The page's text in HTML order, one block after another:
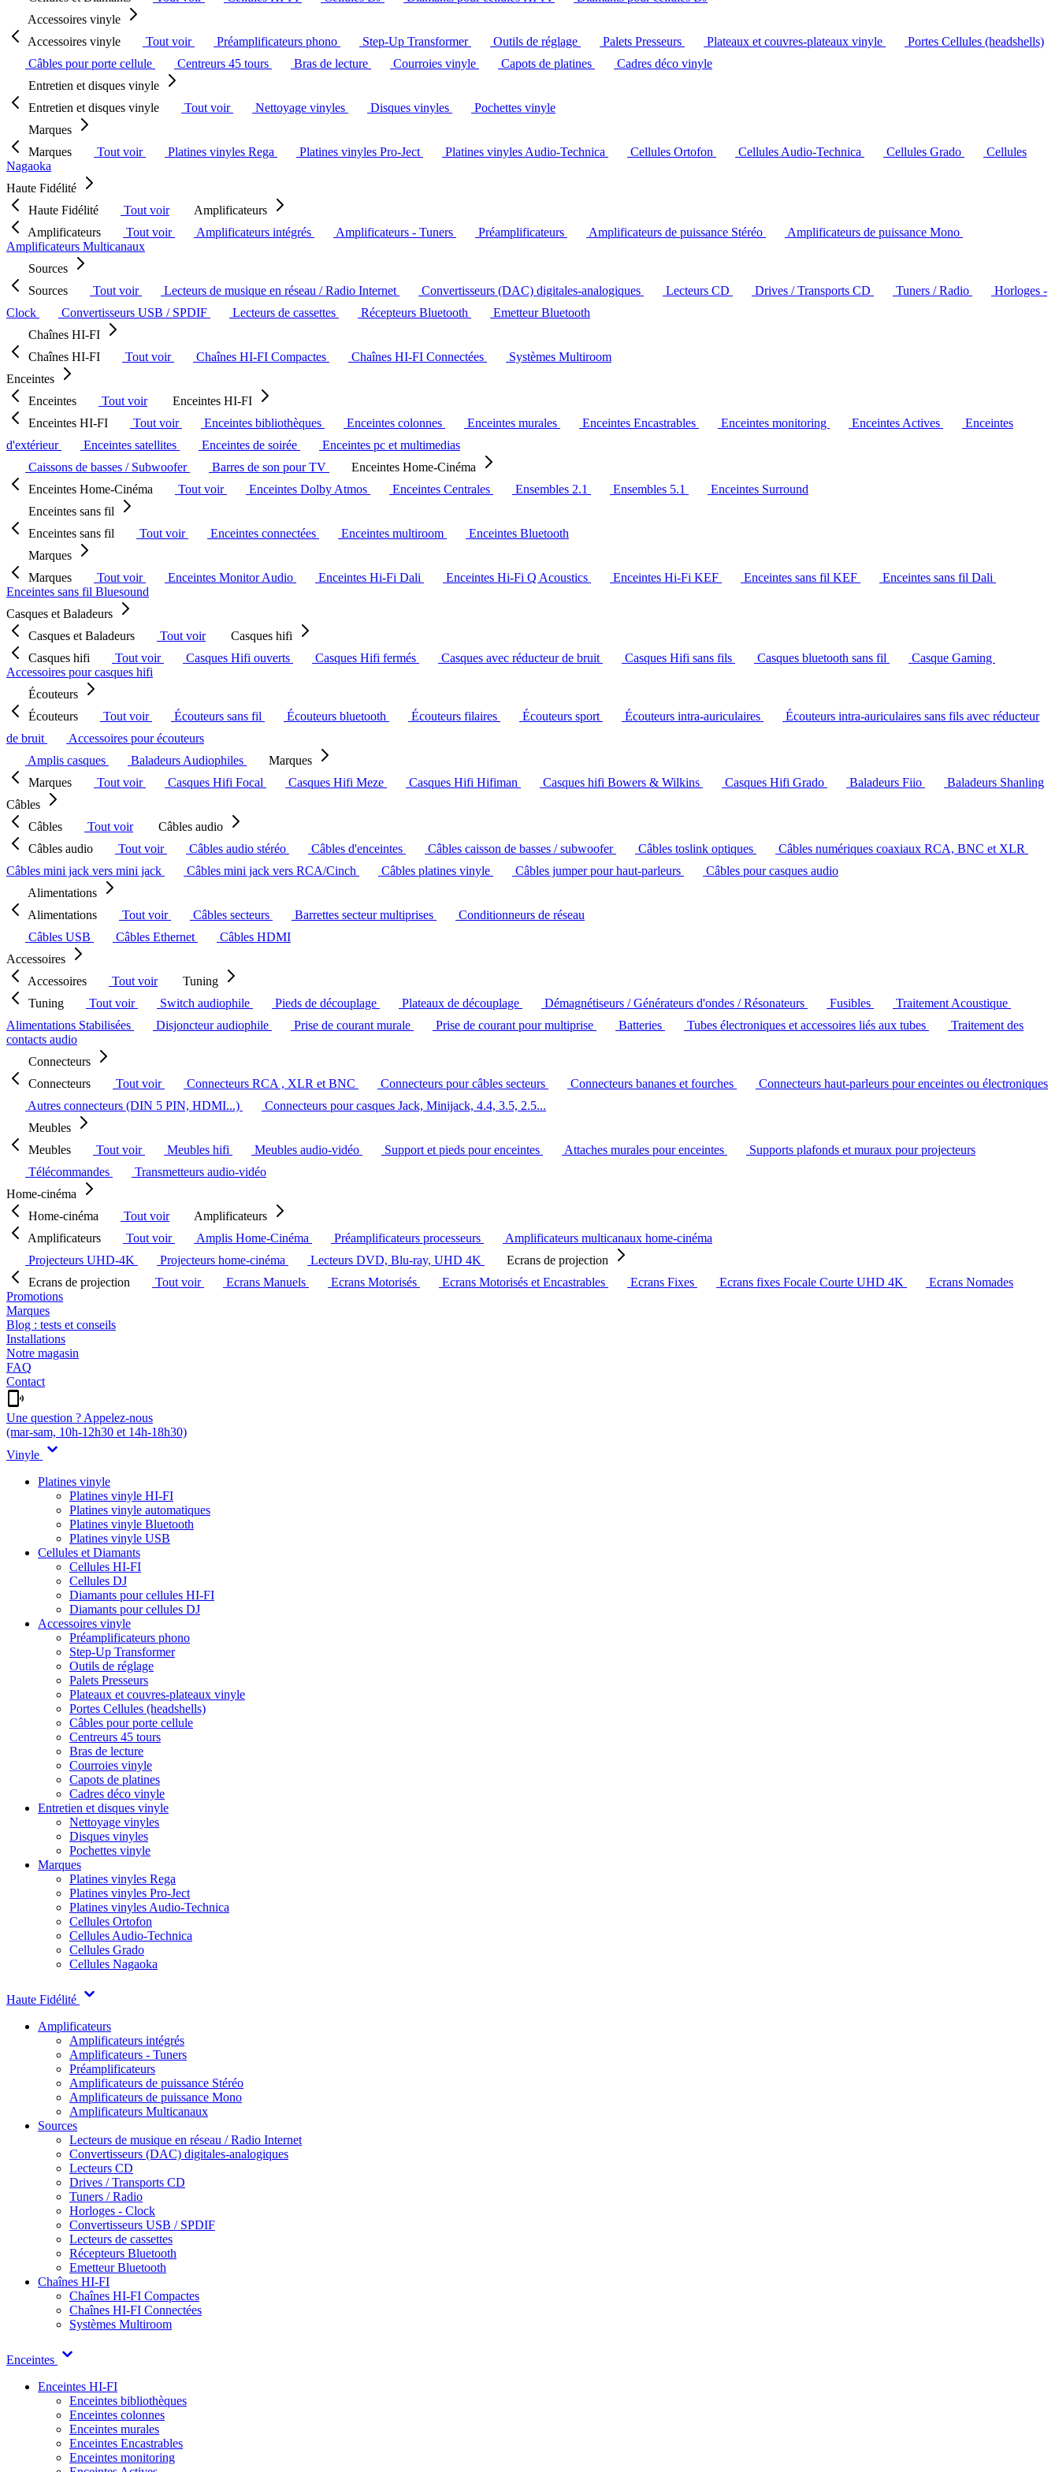
Accessoires vinyle
Accessoires vinyle
Tout voir Préamplificateurs phono Step-Up Transformer Outils de réglage Palets Presseurs Plateaux et couvres-plateaux vinyle
Portes Cellules (headshells)
Câbles pour porte cellule
Centreurs 45 tours Bras de lecture Courroies vinyle Capots de platines
Cadres déco vinyle
Entretien et disques vinyle
Entretien et disques vinyle
Tout voir Nettoyage vinyles Disques vinyles
Pochettes vinyle
Marques
Marques
Tout voir Platines vinyles Rega Platines vinyles Pro-Ject Platines vinyles Audio-Technica Cellules Ortofon Cellules Audio-Technica Cellules Grado
Cellules
Nagaoka
Haute Fidélité
Haute Fidélité
Tout voir
Amplificateurs
Amplificateurs
Tout voir Amplificateurs intégrés Amplificateurs - Tuners Préamplificateurs Amplificateurs de puissance Stéréo
Amplificateurs de puissance Mono
Amplificateurs Multicanaux
Sources
Sources
Tout voir Lecteurs de musique en réseau / Radio Internet Convertisseurs (DAC) digitales-analogiques Lecteurs CD Drives / Transports CD Tuners / Radio
Horloges -
Clock
Convertisseurs USB / SPDIF Lecteurs de cassettes Récepteurs Bluetooth
Emetteur Bluetooth
Chaînes HI-FI
Chaînes HI-FI
Tout voir Chaînes HI-FI Compactes Chaînes HI-FI Connectées
Systèmes Multiroom
Enceintes
Enceintes
Tout voir
Enceintes HI-FI
Enceintes HI-FI
Tout voir Enceintes bibliothèques Enceintes colonnes Enceintes murales Enceintes Encastrables Enceintes monitoring Enceintes Actives
Enceintes
d'extérieur
Enceintes satellites Enceintes de soirée
Enceintes pc et multimedias
Caissons de basses / Subwoofer
Barres de son pour TV
Enceintes Home-Cinéma
Enceintes Home-Cinéma
Tout voir Enceintes Dolby Atmos Enceintes Centrales Ensembles 2.1 Ensembles 5.1
Enceintes Surround
Enceintes sans fil
Enceintes sans fil
Tout voir Enceintes connectées Enceintes multiroom
Enceintes Bluetooth
Marques
Marques
Tout voir Enceintes Monitor Audio Enceintes Hi-Fi Dali Enceintes Hi-Fi Q Acoustics Enceintes Hi-Fi KEF Enceintes sans fil KEF
Enceintes sans fil Dali
Enceintes sans fil Bluesound
Casques et Baladeurs
Casques et Baladeurs
Tout voir
Casques hifi
Casques hifi
Tout voir Casques Hifi ouverts Casques Hifi fermés Casques avec réducteur de bruit Casques Hifi sans fils Casques bluetooth sans fil
Casque Gaming
Accessoires pour casques hifi
Écouteurs
Écouteurs
Tout voir Écouteurs sans fil Écouteurs bluetooth Écouteurs filaires Écouteurs sport Écouteurs intra-auriculaires
Écouteurs intra-auriculaires sans fils avec réducteur
de bruit
Accessoires pour écouteurs
Amplis casques
Baladeurs Audiophiles
Marques
Marques
Tout voir Casques Hifi Focal Casques Hifi Meze Casques Hifi Hifiman Casques hifi Bowers & Wilkins Casques Hifi Grado Baladeurs Fiio
Baladeurs Shanling
Câbles
Câbles
Tout voir
Câbles audio
Câbles audio
Tout voir Câbles audio stéréo Câbles d'enceintes Câbles caisson de basses / subwoofer Câbles toslink optiques
Câbles numériques coaxiaux RCA, BNC et XLR
Câbles mini jack vers mini jack
Câbles mini jack vers RCA/Cinch Câbles platines vinyle Câbles jumper pour haut-parleurs
Câbles pour casques audio
Alimentations
Alimentations
Tout voir Câbles secteurs Barrettes secteur multiprises
Conditionneurs de réseau
Câbles USB
Câbles Ethernet
Câbles HDMI
Accessoires
Accessoires
Tout voir
Tuning
Tuning
Tout voir Switch audiophile Pieds de découplage Plateaux de découplage Démagnétiseurs / Générateurs d'ondes / Résonateurs Fusibles
Traitement Acoustique
Alimentations Stabilisées
Disjoncteur audiophile Prise de courant murale Prise de courant pour multiprise Batteries Tubes électroniques et accessoires liés aux tubes
Traitement des
contacts audio
Connecteurs
Connecteurs
Tout voir Connecteurs RCA , XLR et BNC Connecteurs pour câbles secteurs Connecteurs bananes et fourches
Connecteurs haut-parleurs pour enceintes ou électroniques
Autres connecteurs (DIN 5 PIN, HDMI...)
Connecteurs pour casques Jack, Minijack, 4.4, 3.5, 2.5...
Meubles
Meubles
Tout voir Meubles hifi Meubles audio-vidéo Support et pieds pour enceintes Attaches murales pour enceintes
Supports plafonds et muraux pour projecteurs
Télécommandes
Transmetteurs audio-vidéo
Home-cinéma
Home-cinéma
Tout voir
Amplificateurs
Amplificateurs
Tout voir Amplis Home-Cinéma Préamplificateurs processeurs
Amplificateurs multicanaux home-cinéma
Projecteurs UHD-4K
Projecteurs home-cinéma Lecteurs DVD, Blu-ray, UHD 4K
Ecrans de projection
Ecrans de projection
Tout voir Ecrans Manuels Ecrans Motorisés Ecrans Motorisés et Encastrables Ecrans Fixes Ecrans fixes Focale Courte UHD 4K
Ecrans Nomades
Promotions
Marques
Blog : tests et conseils
Installations
Notre magasin
FAQ
Contact
Une question ? Appelez-nous
(mar-sam, 10h-12h30 et 14h-18h30)
Vinyle
Platines vinyle
Platines vinyle HI-FI
Platines vinyle automatiques
Platines vinyle Bluetooth
Platines vinyle USB
Cellules et Diamants
Cellules HI-FI
Cellules DJ
Diamants pour cellules HI-FI
Diamants pour cellules DJ
Accessoires vinyle
Préamplificateurs phono
Step-Up Transformer
Outils de réglage
Palets Presseurs
Plateaux et couvres-plateaux vinyle
Portes Cellules (headshells)
Câbles pour porte cellule
Centreurs 45 tours
Bras de lecture
Courroies vinyle
Capots de platines
Cadres déco vinyle
Entretien et disques vinyle
Nettoyage vinyles
Disques vinyles
Pochettes vinyle
Marques
Platines vinyles Rega
Platines vinyles Pro-Ject
Platines vinyles Audio-Technica
Cellules Ortofon
Cellules Audio-Technica
Cellules Grado
Cellules Nagaoka
Haute Fidélité
Amplificateurs
Amplificateurs intégrés
Amplificateurs - Tuners
Préamplificateurs
Amplificateurs de puissance Stéréo
Amplificateurs de puissance Mono
Amplificateurs Multicanaux
Sources
Lecteurs de musique en réseau / Radio Internet
Convertisseurs (DAC) digitales-analogiques
Lecteurs CD
Drives / Transports CD
Tuners / Radio
Horloges - Clock
Convertisseurs USB / SPDIF
Lecteurs de cassettes
Récepteurs Bluetooth
Emetteur Bluetooth
Chaînes HI-FI
Chaînes HI-FI Compactes
Chaînes HI-FI Connectées
Systèmes Multiroom
Enceintes
Enceintes HI-FI
Enceintes bibliothèques
Enceintes colonnes
Enceintes murales
Enceintes Encastrables
Enceintes monitoring